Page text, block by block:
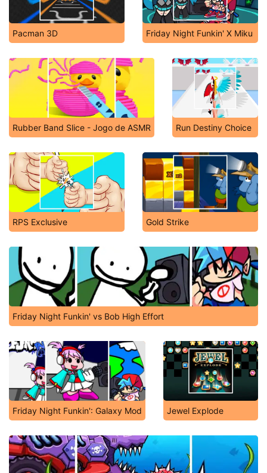
Pacman 3D Friday Night Funkin' X Miku
Rubber Band Slice - Jogo de ASMR Run Destiny Choice
RPS Exclusive Gold Strike
Friday Night Funkin' vs Bob High Effort
Friday Night Funkin': Galaxy Mod Jewel Explode